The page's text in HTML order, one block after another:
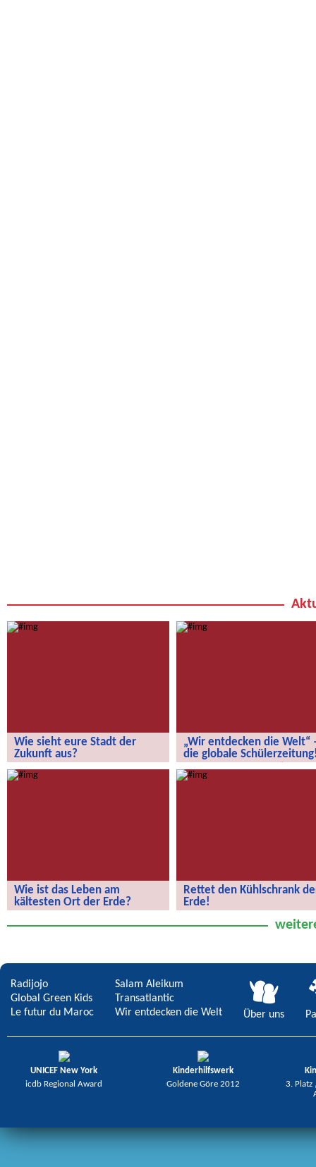
Wie sieht eure Stadt der
Zukunft aus?
Wie sieht eure Stadt der Zukunft aus?
„Wir entdecken die Welt“
die globale
„Wir entdecken die Welt“ – die
globale Schülerzeitung!
Wie ist das Leben am
kältesten Ort der Erde?
der Erde?
Rettet den Kühlschrank
Erde!
Radijojo
Global Green Kids
Le futur du Maroc
Salam Aleikum
Transatlantic
Wir entdecken die Welt
Über uns
UNICEF New York
icdb Regional Award
Kinderhilfswerk
Goldene Göre 2012
3. Platz